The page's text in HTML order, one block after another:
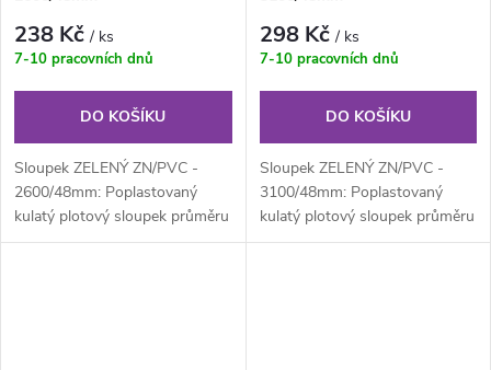
238 Kč/ ks
7-10 pracovních dnů
DO KOŠÍKU
Sloupek ZELENÝ ZN/PVC -
2600/48mm: Poplastovaný
kulatý plotový sloupek průměru
48 mm, výška 260 cm.
298 Kč/ ks
7-10 pracovních dnů
DO KOŠÍKU
Sloupek ZELENÝ ZN/PVC -
3100/48mm: Poplastovaný
kulatý plotový sloupek průměru
48 mm, výška 310 cm.